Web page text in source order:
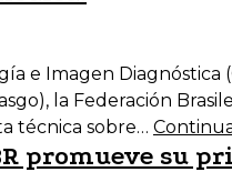
e Imagen Diagnóstica
la Federación
técnica sobre…
promueve su